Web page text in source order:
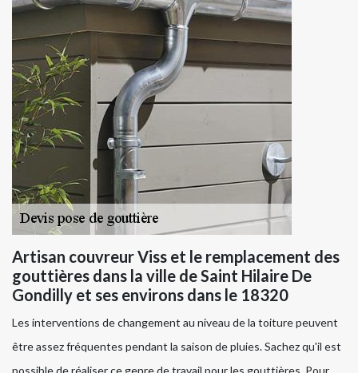
Artisan couvreur Viss et le remplacement des
gouttières dans la ville de Saint Hilaire De
Gondilly et ses environs dans le 18320
Les interventions de changement au niveau de la toiture peuvent
être assez fréquentes pendant la saison de pluies. Sachez qu'il est